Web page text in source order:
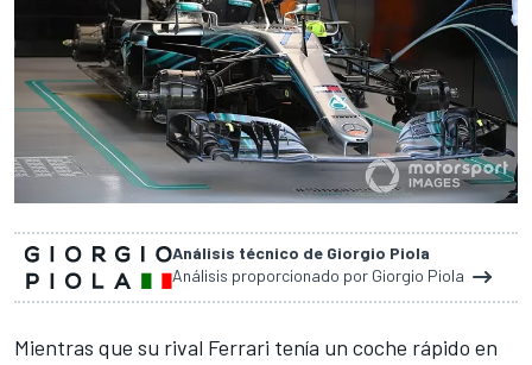
Análisis técnico de Giorgio Piola
Análisis proporcionado por Giorgio Piola
Mientras que su rival Ferrari tenía un coche rápido en